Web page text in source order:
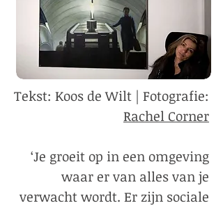
Tekst: Koos de Wilt | Fotografie:
Rachel Corner
‘Je groeit op in een omgeving
waar er van alles van je
verwacht wordt. Er zijn sociale